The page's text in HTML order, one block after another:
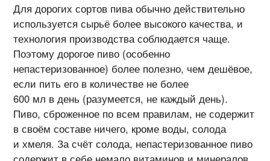
Для дорогих сортов пива обычно действительно
используется сырьё более высокого качества, и
технология производства соблюдается чаще.
Поэтому дорогое пиво (особенно
непастеризованное) более полезно, чем дешёвое,
если пить его в количестве не более
600 мл в день (разумеется, не каждый день).
Пиво, сброженное по всем правилам, не содержит
в своём составе ничего, кроме воды, солода
и хмеля. За счёт солода, непастеризованное пиво